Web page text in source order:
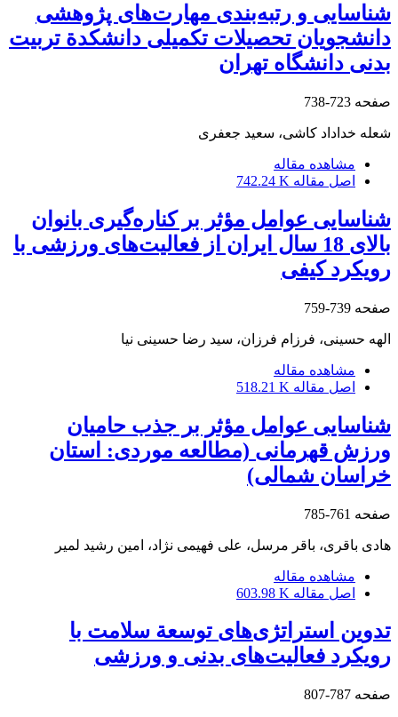
شناسایی و رتبه‌بندی مهارت‌های پژوهشی
دانشجویان تحصیلات تکمیلی دانشکدة تربیت
بدنی دانشگاه تهران
صفحه 723-738
شعله خداداد کاشی، سعید جعفری
مشاهده مقاله
اصل مقاله 742.24 K
شناسایی عوامل مؤثر بر کناره‌گیری بانوان
بالای 18 سال ایران از فعالیت‌های‌ ورزشی با
رویکرد کیفی
صفحه 739-759
الهه حسینی، فرزام فرزان، سید رضا حسینی نیا
مشاهده مقاله
اصل مقاله 518.21 K
شناسایی عوامل مؤثر بر جذب حامیان
ورزش قهرمانی (مطالعه موردی: استان
خراسان شمالی)
صفحه 761-785
هادی باقری، باقر مرسل، علی فهیمی نژاد، امین رشید لمیر
مشاهده مقاله
اصل مقاله 603.98 K
تدوین استراتژی‌های توسعة سلامت با
رویکرد فعالیت‌های بدنی و ورزشی
صفحه 787-807